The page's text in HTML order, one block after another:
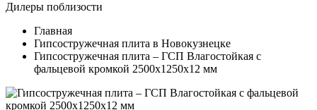
Дилеры поблизости
Главная
Гипсостружечная плита в Новокузнецке
Гипсостружечная плита – ГСП Влагостойкая с
фальцевой кромкой 2500х1250х12 мм